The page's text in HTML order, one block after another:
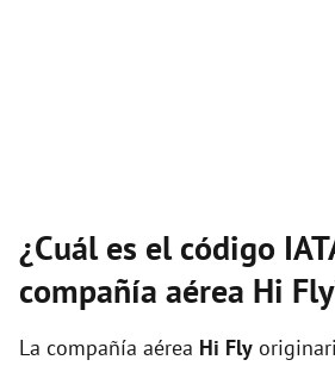
¿Cuál es el código
compañía aérea Hi
La compañía aérea Hi Fly